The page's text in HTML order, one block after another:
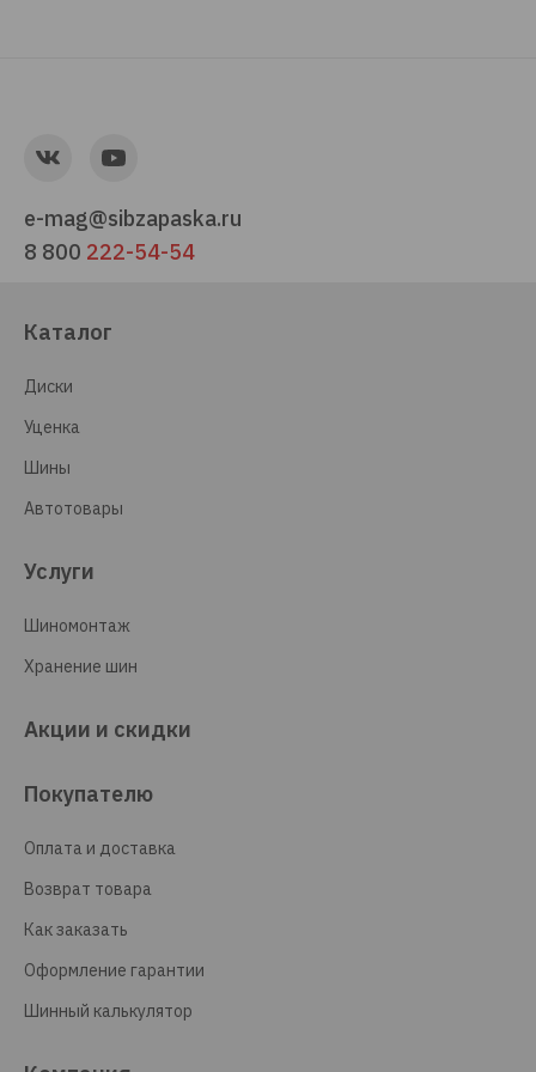
e-mag@sibzapaska.ru
8 800 222-54-54
Каталог
Диски
Уценка
Шины
Автотовары
Услуги
Шиномонтаж
Хранение шин
Акции и скидки
Покупателю
Оплата и доставка
Возврат товара
Как заказать
Оформление гарантии
Шинный калькулятор